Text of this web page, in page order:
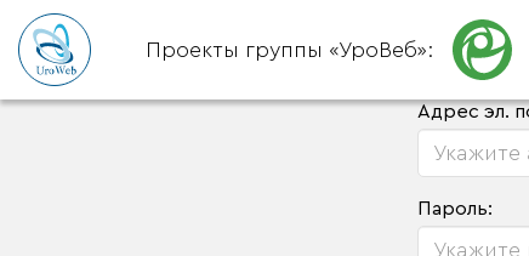
Проекты группы «УроВеб»:
Адрес эл.
Пароль: